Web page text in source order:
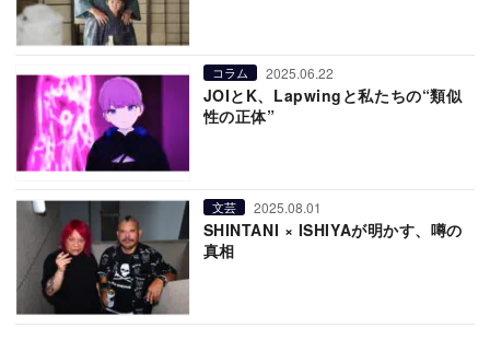
コラム 2025.06.22
JOIとK、Lapwingと私たちの“類似
性の正体”
文芸 2025.08.01
SHINTANI × ISHIYAが明かす、噂の
真相